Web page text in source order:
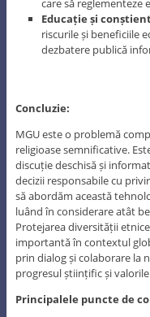
care să reglementeze
Educație și
riscurile și beneficiile
dezbatere publică
Concluzie:
MGU este o problemă
religioase semnificative.
discuție deschisă și
decizii responsabile cu
să abordăm această
luând în considerare atât
Protejarea diversității
importantă în contextul
prin dialog și colaborare la
progresul științific și
Principalele puncte de